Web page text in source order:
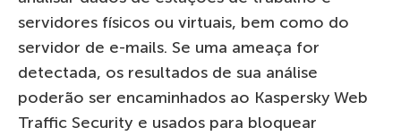
servidores físicos ou virtuais, bem como do
servidor de e-mails. Se uma ameaça for
detectada, os resultados de sua análise
poderão ser encaminhados ao Kaspersky Web
Traffic Security e usados ​​para bloquear